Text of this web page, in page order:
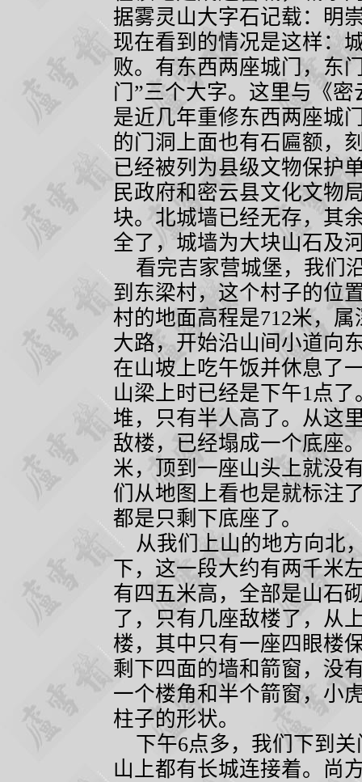
据雾灵山大字石记载：明
现在看到的情况是这样：
败。有东西两座城门，东
门”三个大字。这里与《
是近几年重修东西两座城
的门洞上面也有石匾额，
已经被列为县级文物保护
民政府和密云县文化文物
块。北城墙已经无存，其
全了，城墙为大块山石及
看完吉家营城堡，我们
到东梁村，这个村子的位
村的地面高程是712米，属
大路，开始沿山间小道向
在山坡上吃午饭并休息了
山梁上时已经是下午1点了
堆，只有半人高了。从这
敌楼，已经塌成一个底座
米，顶到一座山头上就没
们从地图上看也是就标注
都是只剩下底座了。
从我们上山的地方向北
下，这一段大约有两千米
有四五米高，全部是山石
了，只有几座敌楼了，从
楼，其中只有一座四眼楼
剩下四面的墙和箭窗，没
一个楼角和半个箭窗，小
柱子的形状。
下午6点多，我们下到
山上都有长城连接着。尚